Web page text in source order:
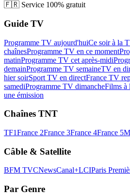
🇫🇷 Service 100% gratuit
Guide TV
Programme TV aujourd'huiCe soir à la
chaînesProgramme TV en ce moment
matinProgramme TV cet après-midi
demainProgramme TV semaineTV en
hier soirSport TV en directFrance TV
samediProgramme TV dimancheFilms à
une émission
Chaînes TNT
TF1France 2France 3France 4France 5
Câble & Satellite
BFM TVCNewsCanal+LCIParis
Par Genre